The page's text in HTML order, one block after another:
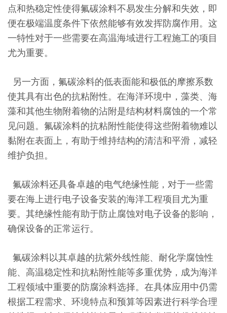
点和热稳定性使得氟碳涂料不易发生分解和失效，即
便在极端温度条件下依然能够有效发挥防腐作用。这
一特性对于一些需要在高温海域进行工程施工的项目
尤为重要。
另一方面，氟碳涂料的低表面能和极低的摩擦系数
使其具有出色的抗粘附性。在海洋环境中，藻类、海
藻和其他生物附着物的沾附是结构材料腐蚀的一个常
见问题。氟碳涂料的抗粘附性能使得这些附着物难以
黏附在表面上，有助于维持结构的清洁和平滑，减轻
维护负担。
氟碳涂料还具备卓越的电气绝缘性能，对于一些需
要在海上进行电子设备安装的海洋工程项目尤为重
要。其绝缘性能有助于防止腐蚀对电子设备的影响，
确保设备的正常运行。
氟碳涂料以其卓越的抗紫外线性能、耐化学腐蚀性
能、高温稳定性和抗粘附性能等多重优势，成为海洋
工程领域中重要的防腐涂料选择。在具体应用中仍需
根据工程需求、环境特点和预算等因素进行科学合理